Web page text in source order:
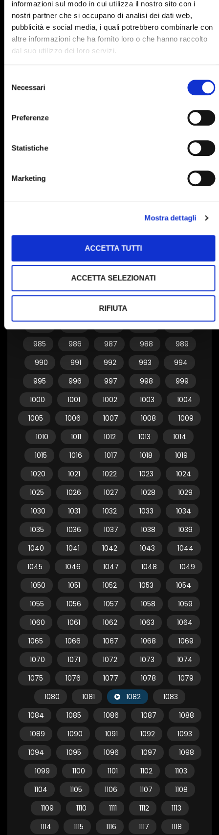
informazioni sul modo in cui utilizza il nostro sito con i
nostri partner che si occupano di analisi dei dati web,
pubblicità e social media, i quali potrebbero combinarle con
altre informazioni che ha fornito loro o che hanno raccolto
dal suo utilizzo dei loro servizi.
delNecessari
Preferenze
Statistiche
Marketing
Mostra dettagli
ACCETTA TUTTI
ACCETTA SELEZIONATI
RIFIUTA
900
901 902 903
904
905
906 907
915
925
929
940
944
953
954
955
956 957 958
959
962 963
970
971 972 973
974
977
985
986 987 988
989
990
991 992 993
994
995
996 997 998
999
1000
1001 1002 1003
1004
1005
1006 1007 1008
1009
1010
1011 1012 1013
1014
1015
1016 1017 1018
1019
1020
1021 1022 1023
1024
1025
1026 1027 1028
1029
1030
1031 1032 1033
1034
1035
1036 1037 1038
1039
1040
1041 1042 1043
1044
1045
1046 1047 1048
1049
1050
1051 1052 1053
1054
1055
1056 1057 1058
1059
1060
1061 1062 1063
1064
1065
1066 1067 1068
1069
1070
1071 1072 1073
1074
1075
1076 1077 1078
1079
1080
1081 1082
1083
1084
1085 1086 1087
1088
1089
1090 1091 1092
1093
1094
1095 1096 1097
1098
1099
1100 1101 1102
1103
1104
1105 1106 1107
1108
1109
1110 1111 1112
1113
1114
1115 1116 1117
1118